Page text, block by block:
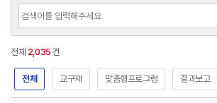
전체 2,035 건
전체 교구재 맞춤형프로그램 결과보고